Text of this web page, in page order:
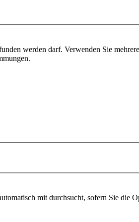
werden darf. Verwenden Sie
mit durchsucht, sofern Sie die